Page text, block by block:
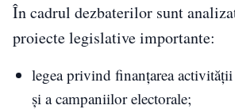
În cadrul dezbaterilor sunt
proiecte legislative importante:
legea privind finanțarea
și a campaniilor electorale;